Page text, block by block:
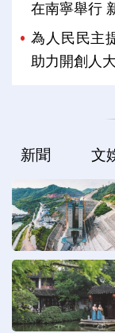
在南寧舉行
為人民民主
助力開創人
新聞 文